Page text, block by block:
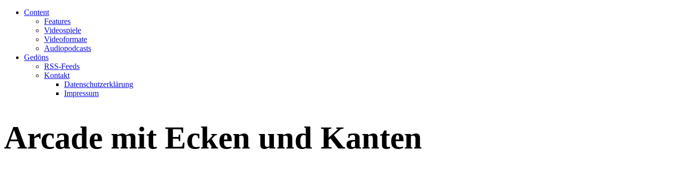
Content
Features
Videospiele
Videoformate
Audiopodcasts
Gedöns
RSS-Feeds
Kontakt
Datenschutzerklärung
Impressum
Arcade mit Ecken und Kanten